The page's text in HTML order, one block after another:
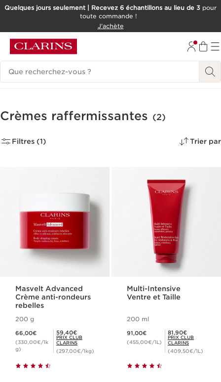
ALLER AU CONTENU
Quelques jours seulement | Recevez 6 échantillons au lieu de 3 pour
toute commande !
J'achète
Historique des recherches
Crèmes raffermissantes (2)
Filtres (1) Trier par
Masvelt Advanced
Crème anti-rondeurs
rebelles
200 g
66,00€
(330,00€/1k
g)
Prix Club Clarins 59,40€
59,40€
PRIX CLUB
CLARINS
(297,00€/1kg)
Multi-Intensive
Ventre et Taille
200 ml
91,00€
(455,00€/1L)
Prix Club Clarins 81,90€
81,90€
PRIX CLUB
CLARINS
(409,50€/1L)